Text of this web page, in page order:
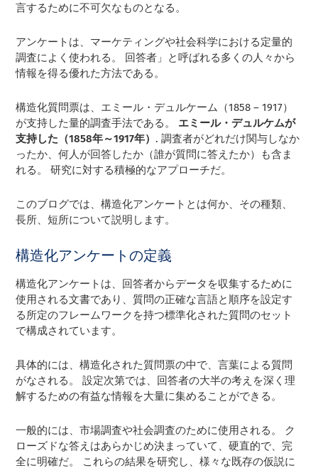
言するために不可欠なものとなる。
アンケートは、マーケティングや社会科学における定量的
調査によく使われる。 回答者」と呼ばれる多くの人々から
情報を得る優れた方法である。
構造化質問票は、エミール・デュルケーム（1858 – 1917）
が支持した量的調査手法である。 エミール・デュルケムが
支持した（1858年～1917年） . 調査者がどれだけ関与しなか
ったか、何人が回答したか（誰が質問に答えたか）も含ま
れる。 研究に対する積極的なアプローチだ。
このブログでは、構造化アンケートとは何か、その種類、
長所、短所について説明します。
構造化アンケートの定義
構造化アンケートは、回答者からデータを収集するために
使用される文書であり、質問の正確な言語と順序を設定す
る所定のフレームワークを持つ標準化された質問のセット
で構成されています。
具体的には、構造化された質問票の中で、言葉による質問
がなされる。 設定次第では、回答者の大半の考えを深く理
解するための有益な情報を大量に集めることができる。
一般的には、市場調査や社会調査のために使用される。 ク
ローズドな答えはあらかじめ決まっていて、硬直的で、完
全に明確だ。 これらの結果を研究し、様々な既存の仮説に